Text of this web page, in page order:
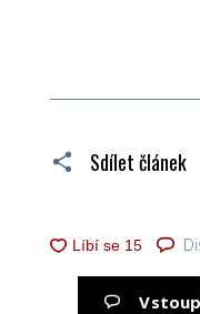
Sdílet článek